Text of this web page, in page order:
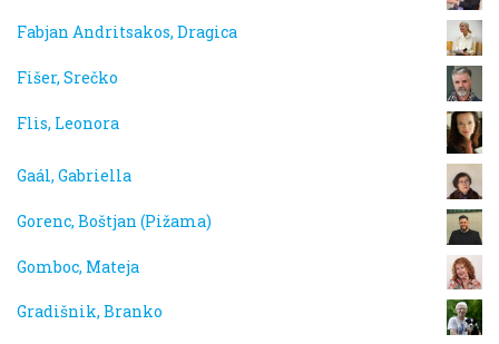
Fabjan Andritsakos, Dragica
Fišer, Srečko
Flis, Leonora
Gaál, Gabriella
Gorenc, Boštjan (Pižama)
Gomboc, Mateja
Gradišnik, Branko